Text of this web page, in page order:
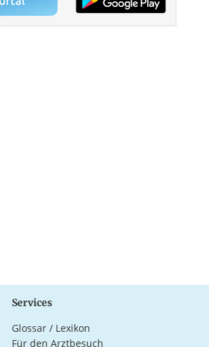
Services
Glossar / Lexikon
Für den Arztbesuch